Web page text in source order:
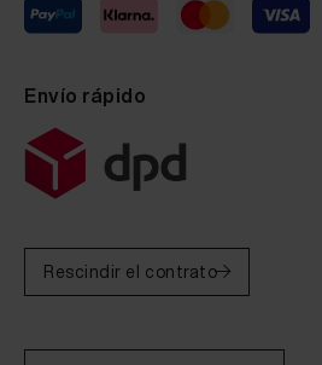
Envío rápido
Rescindir el contrato